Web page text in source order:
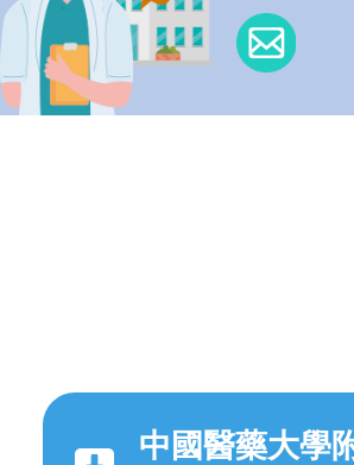
中國醫藥大學